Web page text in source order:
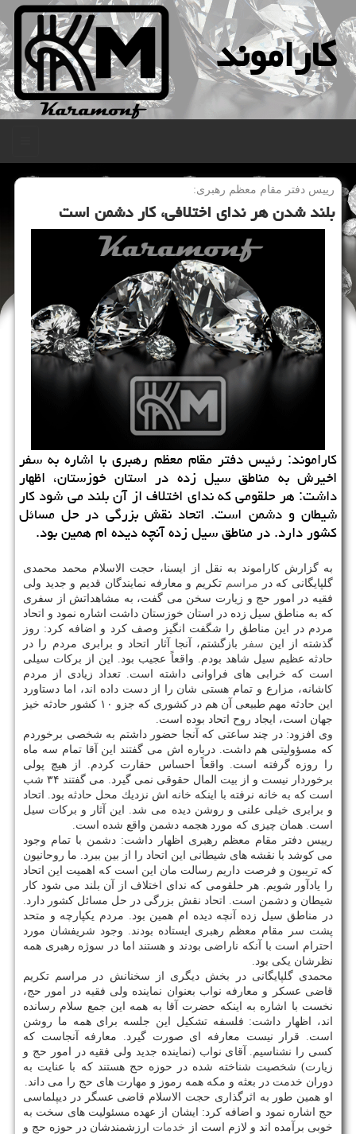
كاراموند
رییس دفتر مقام معظم رهبری:
بلند شدن هر ندای اختلافی، كار دشمن است
كاراموند: رئیس دفتر مقام معظم رهبری با اشاره به سفر
اخیرش به مناطق سیل زده در استان خوزستان، اظهار
داشت: هر حلقومی كه ندای اختلاف از آن بلند می شود كار
شیطان و دشمن است. اتحاد نقش بزرگی در حل مسائل
كشور دارد. در مناطق سیل زده آنچه دیده ام همین بود.
به گزارش كاراموند به نقل از ایسنا، حجت الاسلام محمد محمدی
گلپایگانی كه در مراسم تكریم و معارفه نمایندگان قدیم و جدید ولی
فقیه در امور حج و زیارت سخن می گفت، به مشاهداتش از سفری
كه به مناطق سیل زده در استان خوزستان داشت اشاره نمود و اتحاد
مردم در این مناطق را شگفت انگیز وصف كرد و اضافه كرد: روز
گذشته از این سفر
بازگشتم، آنجا آثار اتحاد و برابری مردم را در
حادثه عظیم سیل شاهد بودم. واقعاً عجیب بود. این از بركات سیلی
است كه خرابی های فراوانی داشته است. تعداد زیادی از مردم
كاشانه، مزارع و تمام هستی شان را از دست داده اند، اما دستاورد
این حادثه مهم طبیعی آن هم در كشوری كه جزو ۱۰ كشور حادثه خیز
جهان است، ایجاد روح اتحاد بوده است.
وی افزود: در چند ساعتی كه آنجا حضور داشتم به شخصی برخوردم
كه مسؤولیتی هم داشت. درباره اش می گفتند این آقا تمام سه ماه
را روزه گرفته است. واقعاً احساس حقارت كردم. از هیچ پولی
برخوردار نیست و از بیت المال حقوقی نمی گیرد. می گفتند ۳۴ شب
است كه به خانه نرفته با اینكه خانه اش نزدیك محل حادثه بود. اتحاد
و برابری خیلی علنی و روشن دیده می شد. این آثار و بركات سیل
است. همان چیزی كه مورد هجمه دشمن واقع شده است.
رییس دفتر مقام معظم رهبری اظهار داشت: دشمن با تمام وجود
می كوشد با نقشه های شیطانی این اتحاد را از بین ببرد. ما روحانیون
كه تریبون و فرصت داریم رسالت مان این است كه اهمیت این اتحاد
را یادآور شویم. هر حلقومی كه ندای اختلاف از آن بلند می شود كار
شیطان و دشمن است. اتحاد نقش بزرگی در حل مسائل كشور دارد.
در مناطق سیل زده آنچه دیده ام همین بود. مردم یكپارچه و متحد
پشت سر مقام معظم رهبری ایستاده بودند. وجود شریفشان مورد
احترام است با آنكه ناراضی بودند و هستند اما در سوژه رهبری همه
نظرشان یكی بود.
محمدی گلپایگانی در بخش دیگری از سخنانش در مراسم تكریم
قاضی عسكر و معارفه نواب بعنوان نماینده ولی فقیه در امور حج،
نخست با اشاره به اینكه حضرت آقا به همه این جمع سلام رسانده
اند، اظهار داشت: فلسفه تشكیل این جلسه برای همه ما روشن
است. قرار نیست معارفه ای صورت گیرد. معارفه آنجاست كه
كسی را نشناسیم. آقای نواب (نماینده جدید ولی فقیه در امور حج و
زیارت) شخصیت شناخته شده در حوزه حج هستند كه با عنایت به
دوران خدمت در بعثه و مكه همه رموز و مهارت های حج را می داند.
او همین طور به اثرگذاری حجت الاسلام قاضی عسگر در دیپلماسی
حج اشاره نمود و اضافه كرد: ایشان از عهده مسئولیت های سخت به
خوبی برآمده اند و لازم است از خدمات ارزشمندشان در حوزه حج و